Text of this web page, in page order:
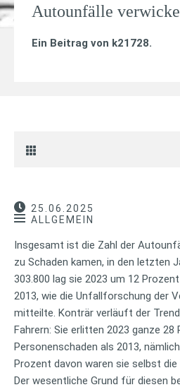
Autounfälle
Ein Beitrag von k21728.
25.06.2025
ALLGEMEIN
Insgesamt ist die Zahl der
zu Schaden kamen, in den letzten
303.800 lag sie 2023 um 12
2013, wie die Unfallforschung der
mitteilte. Konträr verläuft der
Fahrern: Sie erlitten 2023 ganze
Personenschaden als 2013,
Prozent davon waren sie selbst die
Der wesentliche Grund für diesen